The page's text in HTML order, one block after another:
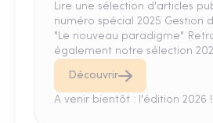
Lire une sélection d'articles
numéro spécial 2025 Gestion
"Le nouveau paradigme".
également notre sélection
Découvrir
A venir bientôt : l'édition 2026 !